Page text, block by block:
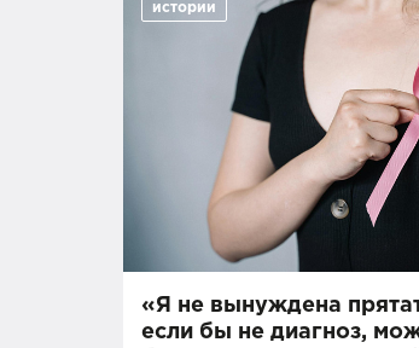
истории
«Я не вынуждена
если бы не диагноз,